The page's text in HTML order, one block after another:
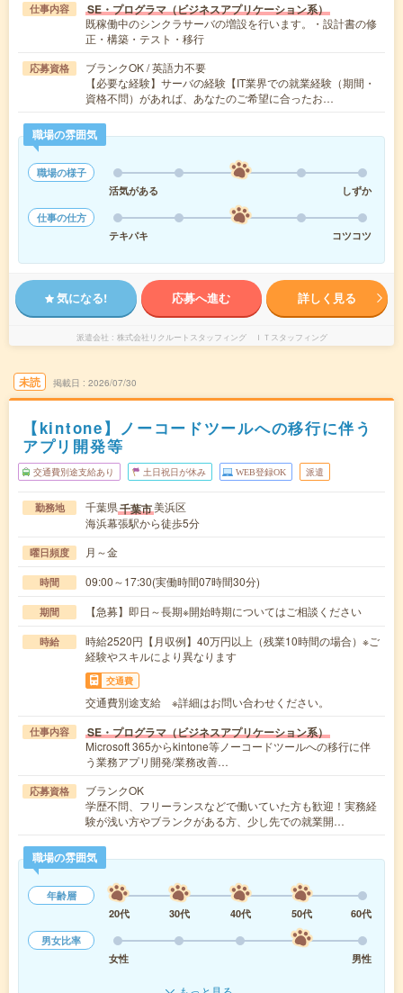
仕事内容 SE・プログラマ（ビジネスアプリケーション系）
既稼働中のシンクラサーバの増設を行います。・設計書の修
正・構築・テスト・移行
応募資格
ブランクOK / 英語力不要
【必要な経験】サーバの経験【IT業界での就業経験（期間・
資格不問）があれば、あなたのご希望に合ったお…
職場の雰囲気
職場の様子
活気がある
しずか
仕事の仕方
テキパキ
コツコツ
気になる! 応募へ進む 詳しく見る
派遣会社 株式会社リクルートスタッフィング ＩＴスタッフィング
未読 掲載日 2026/07/30
【kintone】ノーコードツールへの移行に伴う
アプリ開発等
交通費別途支給あり 土日祝日が休み WEB登録OK 派遣
勤務地 千葉県千葉市美浜区
海浜幕張駅から徒歩5分
曜日頻度 月～金
時間 09:00～17:30(実働時間07時間30分)
期間 【急募】即日～長期※開始時期についてはご相談ください
時給
時給2520円【月収例】40万円以上（残業10時間の場合）※ご
経験やスキルにより異なります
交通費
交通費別途支給 ※詳細はお問い合わせください。
仕事内容 SE・プログラマ（ビジネスアプリケーション系）
Microsoft 365からkintone等ノーコードツールへの移行に伴
う業務アプリ開発/業務改善…
応募資格
ブランクOK
学歴不問、フリーランスなどで働いていた方も歓迎！実務経
験が浅い方やブランクがある方、少し先での就業開…
職場の雰囲気
年齢層
20代
30代 40代 50代
60代
男女比率
女性
男性